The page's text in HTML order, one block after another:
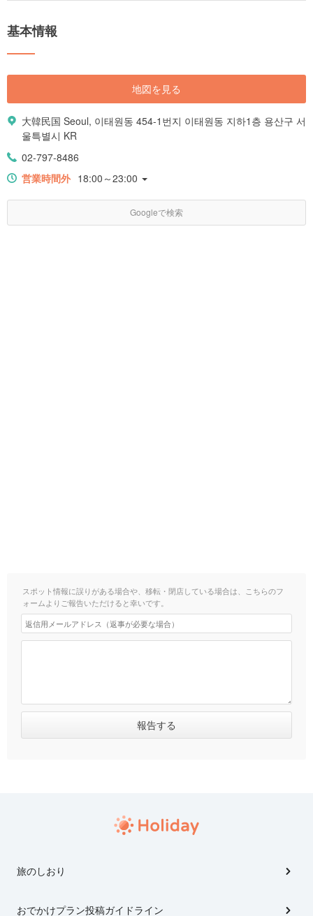
基本情報
地図を見る
大韓民国 Seoul, 이태원동 454-1번지 이태원동 지하1층 용산구 서
울특별시 KR
02-797-8486
営業時間外 18:00～23:00
Googleで検索
スポット情報に誤りがある場合や、移転・閉店している場合は、こちらのフ
ォームよりご報告いただけると幸いです。
旅のしおり
おでかけプラン投稿ガイドライン